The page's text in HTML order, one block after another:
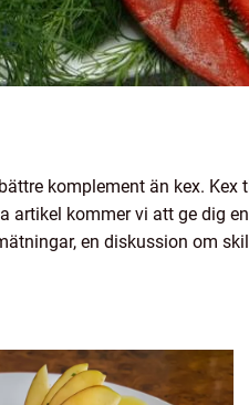
komplement än kex.
artikel kommer vi att ge dig
en diskussion om